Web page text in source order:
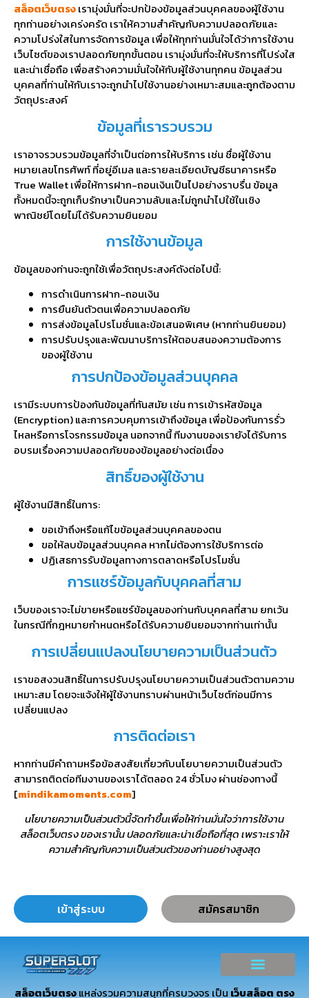
สล็อตเว็บตรงเรามุ่งมั่นที่จะปกป้องข้อมูลส่วนบุคคลของผู้ใช้งาน
ทุกท่านอย่างเคร่งครัด เราให้ความสำคัญกับความปลอดภัยและ
ความโปร่งใสในการจัดการข้อมูล เพื่อให้ทุกท่านมั่นใจได้ว่าการใช้งาน
เว็บไซต์ของเราปลอดภัยทุกขั้นตอน เรามุ่งมั่นที่จะให้บริการที่โปร่งใส
และน่าเชื่อถือ เพื่อสร้างความมั่นใจให้กับผู้ใช้งานทุกคน ข้อมูลส่วน
บุคคลที่ท่านให้กับเราจะถูกนำไปใช้งานอย่างเหมาะสมและถูกต้องตาม
วัตถุประสงค์
ข้อมูลที่เรารวบรวม
เราอาจรวบรวมข้อมูลที่จำเป็นต่อการให้บริการ เช่น ชื่อผู้ใช้งาน
หมายเลขโทรศัพท์ ที่อยู่อีเมล และรายละเอียดบัญชีธนาคารหรือ
True Wallet เพื่อให้การฝาก-ถอนเงินเป็นไปอย่างราบรื่น ข้อมูล
ทั้งหมดนี้จะถูกเก็บรักษาเป็นความลับและไม่ถูกนำไปใช้ในเชิง
พาณิชย์โดยไม่ได้รับความยินยอม
การใช้งานข้อมูล
ข้อมูลของท่านจะถูกใช้เพื่อวัตถุประสงค์ดังต่อไปนี้:
การดำเนินการฝาก-ถอนเงิน
การยืนยันตัวตนเพื่อความปลอดภัย
การส่งข้อมูลโปรโมชั่นและข้อเสนอพิเศษ (หากท่านยินยอม)
การปรับปรุงและพัฒนาบริการให้ตอบสนองความต้องการ
ของผู้ใช้งาน
การปกป้องข้อมูลส่วนบุคคล
เรามีระบบการป้องกันข้อมูลที่ทันสมัย เช่น การเข้ารหัสข้อมูล
(Encryption) และการควบคุมการเข้าถึงข้อมูล เพื่อป้องกันการรั่ว
ไหลหรือการโจรกรรมข้อมูล นอกจากนี้ ทีมงานของเรายังได้รับการ
อบรมเรื่องความปลอดภัยของข้อมูลอย่างต่อเนื่อง
สิทธิ์ของผู้ใช้งาน
ผู้ใช้งานมีสิทธิ์ในการ:
ขอเข้าถึงหรือแก้ไขข้อมูลส่วนบุคคลของตน
ขอให้ลบข้อมูลส่วนบุคคล หากไม่ต้องการใช้บริการต่อ
ปฏิเสธการรับข้อมูลทางการตลาดหรือโปรโมชั่น
การแชร์ข้อมูลกับบุคคลที่สาม
เว็บของเราจะไม่ขายหรือแชร์ข้อมูลของท่านกับบุคคลที่สาม ยกเว้น
ในกรณีที่กฎหมายกำหนดหรือได้รับความยินยอมจากท่านเท่านั้น
การเปลี่ยนแปลงนโยบายความเป็นส่วนตัว
เราขอสงวนสิทธิ์ในการปรับปรุงนโยบายความเป็นส่วนตัวตามความ
เหมาะสม โดยจะแจ้งให้ผู้ใช้งานทราบผ่านหน้าเว็บไซต์ก่อนมีการ
เปลี่ยนแปลง
การติดต่อเรา
หากท่านมีคำถามหรือข้อสงสัยเกี่ยวกับนโยบายความเป็นส่วนตัว
สามารถติดต่อทีมงานของเราได้ตลอด 24 ชั่วโมง ผ่านช่องทางนี้
[mindikamoments.com]
นโยบายความเป็นส่วนตัวนี้จัดทำขึ้นเพื่อให้ท่านมั่นใจว่าการใช้งาน
สล็อตเว็บตรง ของเรานั้น ปลอดภัยและน่าเชื่อถือที่สุด เพราะเราให้
ความสำคัญกับความเป็นส่วนตัวของท่านอย่างสูงสุด
เข้าสู่ระบบ สมัครสมาชิก
สล็อตเว็บตรงแหล่งรวมความสนุกที่ครบวงจร เป็น เว็บสล็อต ตรง